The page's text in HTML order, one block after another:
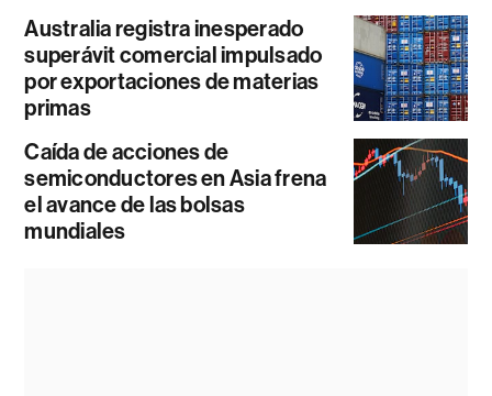
Australia registra inesperado
superávit comercial impulsado
por exportaciones de materias
primas
Caída de acciones de
semiconductores en Asia frena
el avance de las bolsas
mundiales